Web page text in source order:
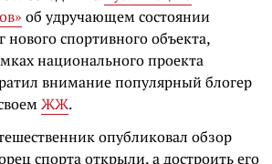
об удручающем состоянии
нового спортивного объекта,
национального проекта
внимание популярный блогер
ЖЖ.
опубликовал обзор
спорта открыли, а достроить его